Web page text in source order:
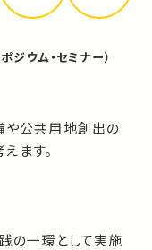
ジウム・セミナー）
や公共用地創出の
ます。
の一環として実施